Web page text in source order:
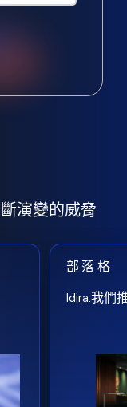
演變的威脅
部落格
Idira:我們